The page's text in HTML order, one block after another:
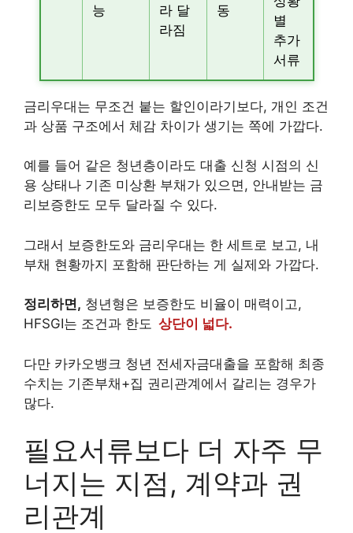
능
라 달
라짐
동
별
추가
서류
금리우대는 무조건 붙는 할인이라기보다, 개인 조건
과 상품 구조에서 체감 차이가 생기는 쪽에 가깝다.
예를 들어 같은 청년층이라도 대출 신청 시점의 신
용 상태나 기존 미상환 부채가 있으면, 안내받는 금
리보증한도 모두 달라질 수 있다.
그래서 보증한도와 금리우대는 한 세트로 보고, 내
부채 현황까지 포함해 판단하는 게 실제와 가깝다.
정리하면, 청년형은 보증한도 비율이 매력이고,
HFSGI는 조건과 한도 상단이 넓다.
다만 카카오뱅크 청년 전세자금대출을 포함해 최종
수치는 기존부채+집 권리관계에서 갈리는 경우가
많다.
필요서류보다 더 자주 무
너지는 지점, 계약과 권
리관계